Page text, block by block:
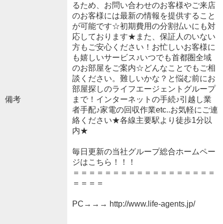
備考
るため、お問い合わせのお客様やご来店
のお客様には最新の情報を提供すること
が可能です☆初期費用の分割払いにも対
応しております★また、保証人のいない
方もご安心ください！お忙しいお客様に
も嬉しいサービス♪いつでも首都圏全域
のお部屋をご案内☆どんなことでもご相
談ください。難しいかな？と悩む前にお
部屋探しのライフエージェントグループ
まで！インターネットの手続♪引越し業
者手配♪家電の回収作業etc..お気軽にご連
絡ください★各線主要駅より徒歩1分以
内★
毎日更新の当社グループ総合ホームペー
ジはこちら！！！
＝＝＝＝＝＝＝＝＝＝＝＝＝＝＝＝＝＝
＝＝＝＝
PC→→→ http://www.life-agents.jp/